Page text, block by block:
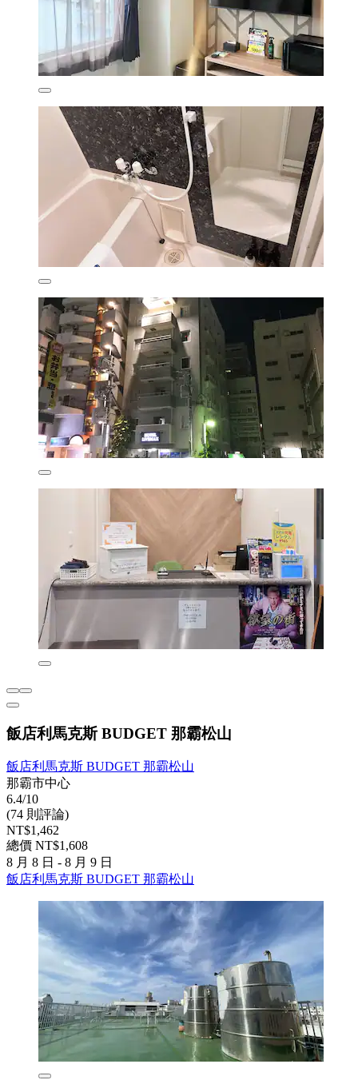
飯店利馬克斯 BUDGET 那霸松山
飯店利馬克斯 BUDGET 那霸松山
那霸市中心
6.4/10
(74 則評論)
NT$1,462
總價 NT$1,608
8 月 8 日 - 8 月 9 日
飯店利馬克斯 BUDGET 那霸松山